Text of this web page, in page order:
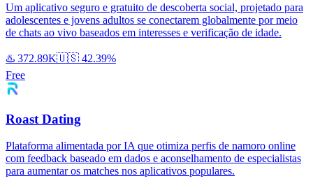
Um aplicativo seguro e gratuito de descoberta social, projetado para
adolescentes e jovens adultos se conectarem globalmente por meio
de chats ao vivo baseados em interesses e verificação de idade.
♨️ 372.89K🇺🇸 42.39%
Free
Roast Dating
Plataforma alimentada por IA que otimiza perfis de namoro online
com feedback baseado em dados e aconselhamento de especialistas
para aumentar os matches nos aplicativos populares.